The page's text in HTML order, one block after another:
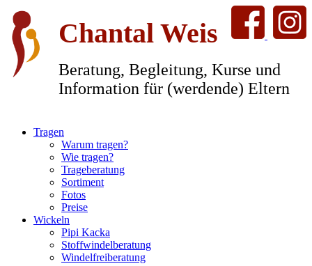
Chantal Weis
Beratung, Begleitung, Kurse und
Information für (werdende) Eltern
Tragen
Warum tragen?
Wie tragen?
Trageberatung
Sortiment
Fotos
Preise
Wickeln
Pipi Kacka
Stoffwindelberatung
Windelfreiberatung